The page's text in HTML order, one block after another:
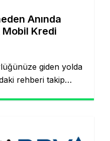
Anında
Mobil Kredi
giden yolda
rehberi takip
gitmenize veya